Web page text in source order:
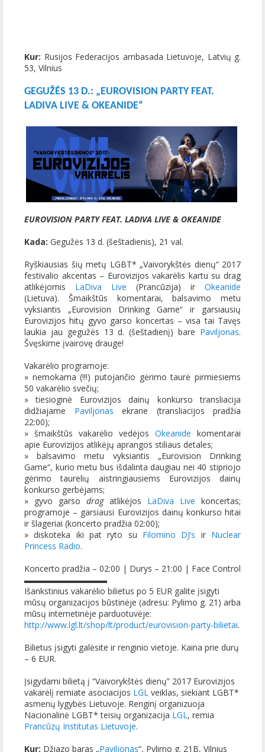
Kur: Rusijos Federacijos ambasada Lietuvoje, Latvių g.
53, Vilnius
GEGUŽĖS 13 D.: „EUROVISION PARTY FEAT.
LADIVA LIVE & OKEANIDE“
EUROVISION PARTY FEAT. LADIVA LIVE & OKEANIDE
Kada: Gegužės 13 d. (šeštadienis), 21 val.
Ryškiausias šių metų LGBT* „Vaivorykštės dienų“ 2017
festivalio akcentas – Eurovizijos vakarėlis kartu su drag
atlikėjomis LaDiva Live (Prancūzija) ir Okeanide
(Lietuva). Šmaikštūs komentarai, balsavimo metu
vyksiantis „Eurovision Drinking Game“ ir garsiausių
Eurovizijos hitų gyvo garso koncertas – visa tai Tavęs
laukia jau gegužės 13 d. (šeštadienį) bare Paviljonas.
Švęskime įvairovę drauge!
Vakarėlio programoje:
» nemokama (!!!) putojančio gėrimo taurė pirmiesiems
50 vakarėlio svečių;
» tiesioginė Eurovizijos dainų konkurso transliacija
didžiajame Paviljonas ekrane (transliacijos pradžia
22:00);
» šmaikštūs vakarėlio vedėjos Okeanide komentarai
apie Eurovizijos atlikėjų aprangos stiliaus detales;
» balsavimo metu vyksiantis „Eurovision Drinking
Game“, kurio metu bus išdalinta daugiau nei 40 stipriojo
gėrimo taurelių aistringiausiems Eurovizijos dainų
konkurso gerbėjams;
» gyvo garso dragatlikėjos LaDiva Live koncertas;
programoje – garsiausi Eurovizijos dainų konkurso hitai
ir šlageriai (koncerto pradžia 02:00);
» diskoteka iki pat ryto su Filomino DJ’s ir Nuclear
Princess Radio.
Koncerto pradžia – 02:00 | Durys – 21:00 | Face Control
▬▬▬▬▬▬▬▬▬▬
Išankstinius vakarėlio bilietus po 5 EUR galite įsigyti
mūsų organizacijos būstinėje (adresu: Pylimo g. 21) arba
mūsų internetinėje parduotuvėje:
http://www.lgl.lt/shop/lt/product/eurovision-party-bilietai.
Bilietus įsigyti galėsite ir renginio vietoje. Kaina prie durų
– 6 EUR.
Įsigydami bilietą į “Vaivorykštės dienų” 2017 Eurovizijos
vakarėlį remiate asociacijos LGL veiklas, siekiant LGBT*
asmenų lygybės Lietuvoje. Renginį organizuoja
Nacionalinė LGBT* teisių organizacija LGL, remia
Prancūzų Institutas Lietuvoje.
Kur: Džiazo baras „Paviljonas“, Pylimo g. 21B, Vilnius